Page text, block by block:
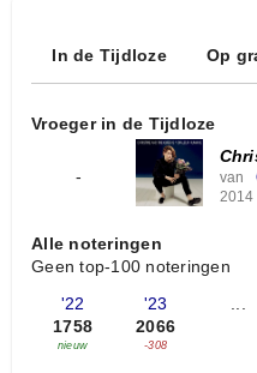
In de Tijdloze Op
Vroeger in de Tijdloze
- van
2014
Alle noteringen
Geen top-100 noteringen
'22
1758
nieuw
'23
2066
-308
...